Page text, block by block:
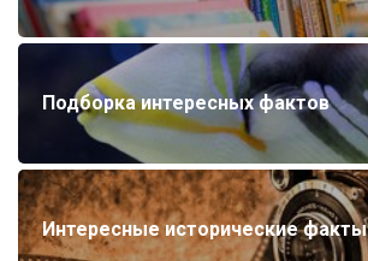
Подборка интересных фактов
Интересные исторические факты